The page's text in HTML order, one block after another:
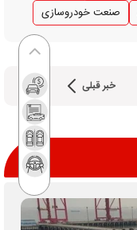
صنعت خودروسازی
خبر قبلی